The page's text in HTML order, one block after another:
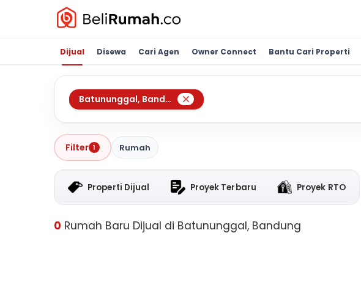
Dijual Disewa Cari Agen Owner Connect Bantu Cari Properti
Batununggal, Bandung
Filter 1 Rumah
Properti Dijual Proyek Terbaru Proyek RTO
0 Rumah Baru Dijual di Batununggal, Bandung